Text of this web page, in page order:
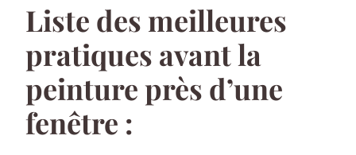
Liste des meilleures
pratiques avant la
peinture près d’une
fenêtre :